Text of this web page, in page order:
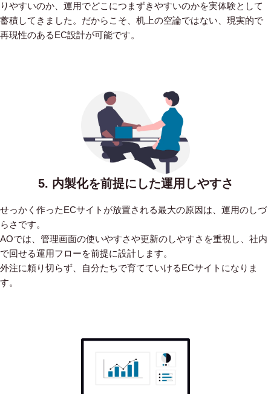
りやすいのか、運用でどこにつまずきやすいのかを実体験として
蓄積してきました。だからこそ、机上の空論ではない、現実的で
再現性のあるEC設計が可能です。
5. 内製化を前提にした運用しやすさ
せっかく作ったECサイトが放置される最大の原因は、運用のしづ
らさです。
AOでは、管理画面の使いやすさや更新のしやすさを重視し、社内
で回せる運用フローを前提に設計します。
外注に頼り切らず、自分たちで育てていけるECサイトになりま
す。